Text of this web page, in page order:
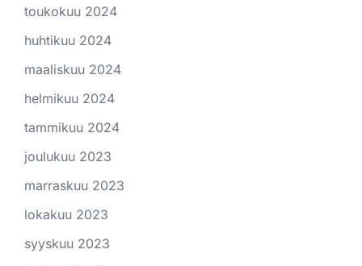
toukokuu 2024
huhtikuu 2024
maaliskuu 2024
helmikuu 2024
tammikuu 2024
joulukuu 2023
marraskuu 2023
lokakuu 2023
syyskuu 2023